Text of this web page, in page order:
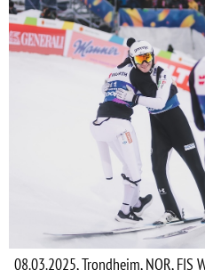
08.03.2025, Trondheim, NOR, FIS